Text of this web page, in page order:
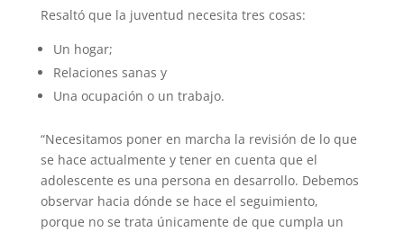
Resaltó que la juventud necesita tres cosas:
Un hogar;
Relaciones sanas y
Una ocupación o un trabajo.
“Necesitamos poner en marcha la revisión de lo que
se hace actualmente y tener en cuenta que el
adolescente es una persona en desarrollo. Debemos
observar hacia dónde se hace el seguimiento,
porque no se trata únicamente de que cumpla un